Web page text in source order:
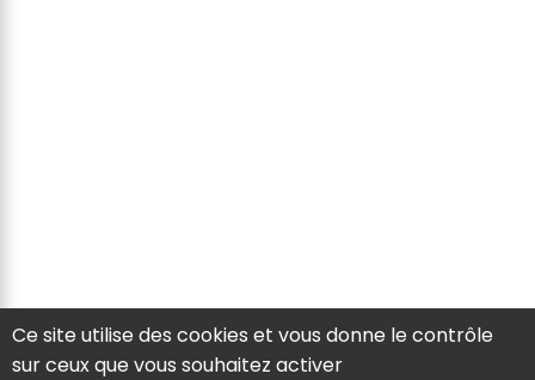
Ce site utilise des cookies et vous donne le contrôle
sur ceux que vous souhaitez activer